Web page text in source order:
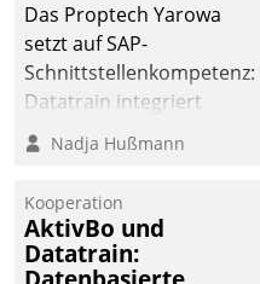
Das Proptech Yarowa
setzt auf SAP-
Schnittstellenkompetenz:
Datatrain integriert
Yarowas Portal zur
Vergabe und Verwaltung
operativen
Instandhaltung in die
SAP-Systemlandschaft
Nadja Hußmann
Kooperation
AktivBo und
Datatrain: